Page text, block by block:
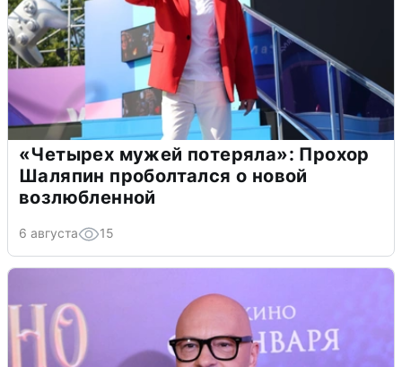
«Четырех мужей потеряла»: Прохор
Шаляпин проболтался о новой
возлюбленной
6 августа 15